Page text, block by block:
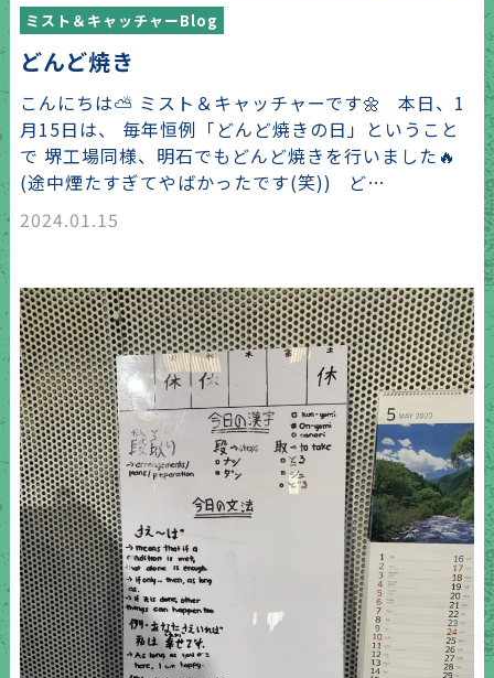
ミスト＆キャッチャーBlog
どんど焼き
こんにちは⛅ ミスト＆キャッチャーです🌼 本日、1
月15日は、 毎年恒例「どんど焼きの日」ということ
で 堺工場同様、明石でもどんど焼きを行いました🔥
(途中煙たすぎてやばかったです(笑)) ど…
2024.01.15